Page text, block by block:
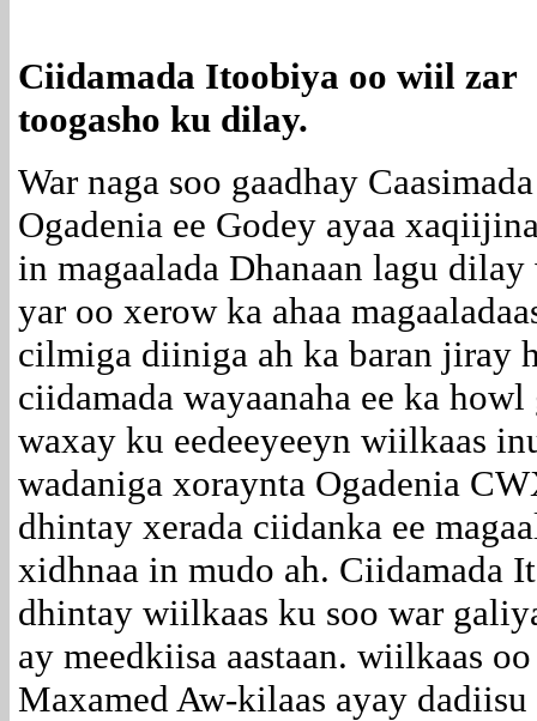
Ciidamada Itoobiya oo wiil zar
toogasho ku dilay.
War naga soo gaadhay Caasimada
Ogadenia ee Godey ayaa
in magaalada Dhanaan lagu
yar oo xerow ka ahaa
cilmiga diiniga ah ka baran jiray
ciidamada wayaanaha ee ka
waxay ku eedeeyeeyn wiilkaas
wadaniga xoraynta Ogadenia
dhintay xerada ciidanka ee
xidhnaa in mudo ah. Ciidamada
dhintay wiilkaas ku soo war
ay meedkiisa aastaan. wiilkaas
Maxamed Aw-kilaas ayay